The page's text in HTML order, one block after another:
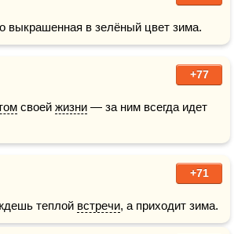
выкрашенная в зелёный цвет зима.
+77
своей жизни — за ним всегда идет
+71
теплой встречи, а приходит зима.